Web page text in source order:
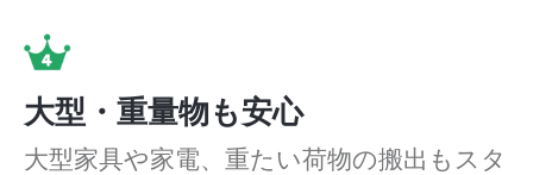
大型・重量物も安心
大型家具や家電、重たい荷物の搬出もスタ